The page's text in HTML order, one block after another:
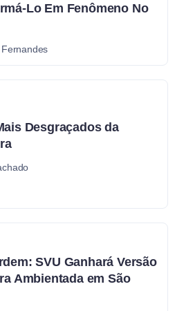
Lo Em Fenômeno No
Desgraçados da
SVU Ganhará Versão
Ambientada em São